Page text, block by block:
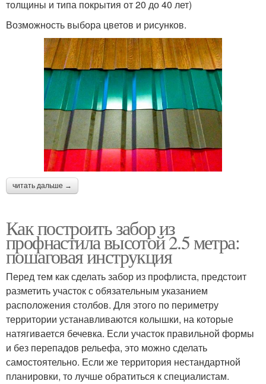
толщины и типа покрытия от 20 до 40 лет)
Возможность выбора цветов и рисунков.
читать дальше →
Как построить забор из
профнастила высотой 2.5 метра:
пошаговая инструкция
Перед тем как сделать забор из профлиста, предстоит
разметить участок с обязательным указанием
расположения столбов. Для этого по периметру
территории устанавливаются колышки, на которые
натягивается бечевка. Если участок правильной формы
и без перепадов рельефа, это можно сделать
самостоятельно. Если же территория нестандартной
планировки, то лучше обратиться к специалистам.